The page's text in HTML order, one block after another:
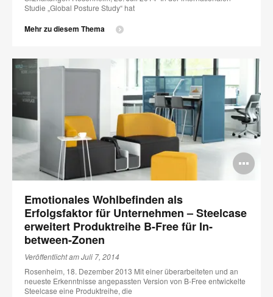
Studie „Global Posture Study“ hat
Mehr zu diesem Thema
Emotionales Wohlbefinden als
Erfolgsfaktor für Unternehmen – Steelcase
erweitert Produktreihe B-Free für In-
between-Zonen
Veröffentlicht am Juli 7, 2014
Rosenheim, 18. Dezember 2013 Mit einer überarbeiteten und an
neueste Erkenntnisse angepassten Version von B-Free entwickelte
Steelcase eine Produktreihe, die